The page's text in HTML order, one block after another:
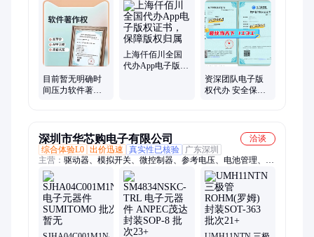
目前暂无明确时
间压力软件著作
上海仟佰川全国
代办App电子版权
资深团队电子版
权代办 安全保密
深圳市华芯购电子有限公司
洽谈
综合体验L0 出价迅速 真实性已核验
广东深圳
主营： 驱动器、模拟开关、微控制器、参考电压、电池管理、视
频开关ic、仪表放大器、音频放大器、开关稳压器、数字隔离
器、精密放大器、运算放大器、点火控制器、开关控制器、可编
程门阵列、接口集成电路、电容电阻